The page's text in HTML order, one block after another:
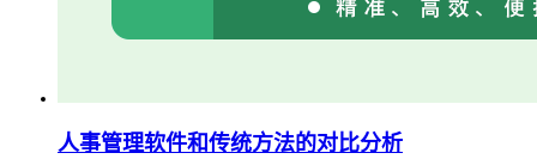
人事管理软件和传统方法的对比分析